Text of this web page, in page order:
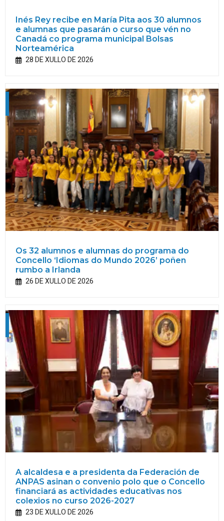
Inés Rey recibe en María Pita aos 30 alumnos
e alumnas que pasarán o curso que vén no
Canadá co programa municipal Bolsas
Norteamérica
28 DE XULLO DE 2026
Os 32 alumnos e alumnas do programa do
Concello ‘Idiomas do Mundo 2026’ poñen
rumbo a Irlanda
26 DE XULLO DE 2026
A alcaldesa e a presidenta da Federación de
ANPAS asinan o convenio polo que o Concello
financiará as actividades educativas nos
colexios no curso 2026-2027
23 DE XULLO DE 2026